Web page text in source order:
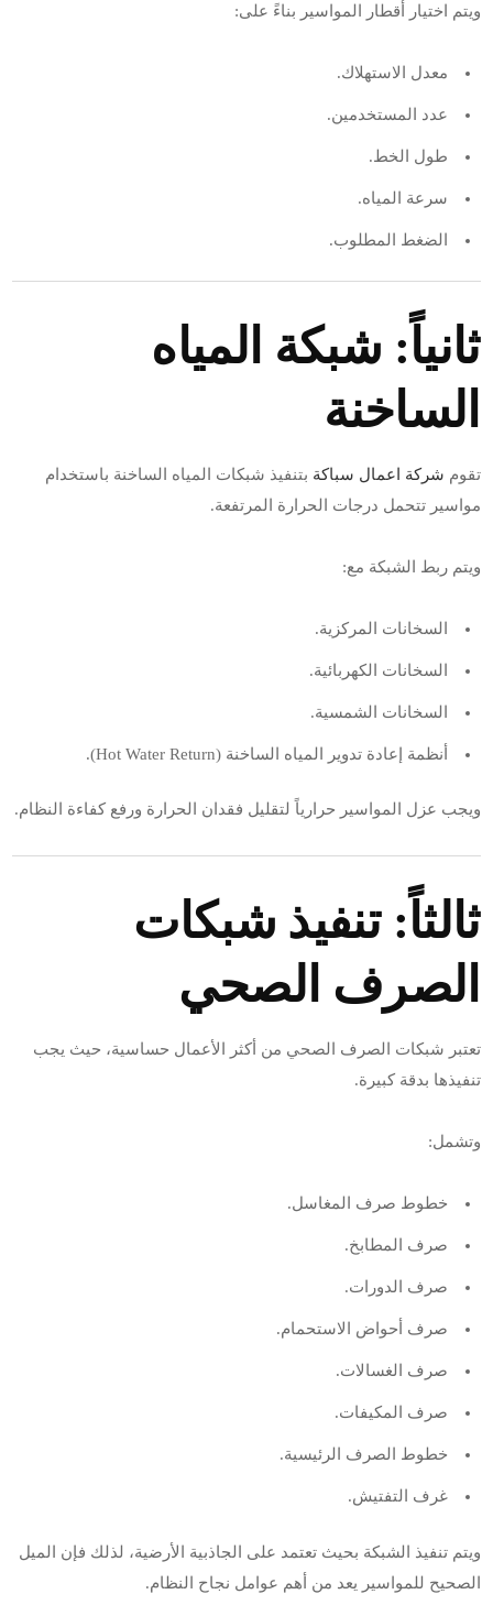
ويتم اختيار أقطار المواسير بناءً على:
معدل الاستهلاك.
عدد المستخدمين.
طول الخط.
سرعة المياه.
الضغط المطلوب.
ثانياً: شبكة المياه
الساخنة
تقوم شركة اعمال سباكة بتنفيذ شبكات المياه الساخنة باستخدام
مواسير تتحمل درجات الحرارة المرتفعة.
ويتم ربط الشبكة مع:
السخانات المركزية.
السخانات الكهربائية.
السخانات الشمسية.
أنظمة إعادة تدوير المياه الساخنة (Hot Water Return).
ويجب عزل المواسير حرارياً لتقليل فقدان الحرارة ورفع كفاءة النظام.
ثالثاً: تنفيذ شبكات
الصرف الصحي
تعتبر شبكات الصرف الصحي من أكثر الأعمال حساسية، حيث يجب
تنفيذها بدقة كبيرة.
وتشمل:
خطوط صرف المغاسل.
صرف المطابخ.
صرف الدورات.
صرف أحواض الاستحمام.
صرف الغسالات.
صرف المكيفات.
خطوط الصرف الرئيسية.
غرف التفتيش.
ويتم تنفيذ الشبكة بحيث تعتمد على الجاذبية الأرضية، لذلك فإن الميل
الصحيح للمواسير يعد من أهم عوامل نجاح النظام.